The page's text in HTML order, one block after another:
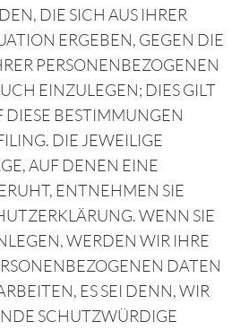
DIE SICH AUS IHRER
ERGEBEN, GEGEN DIE
PERSONENBEZOGENEN
EINZULEGEN; DIES GILT
DIESE BESTIMMUNGEN
DIE JEWEILIGE
AUF DENEN EINE
ENTNEHMEN SIE
WENN SIE
WERDEN WIR IHRE
DATEN
ES SEI DENN, WIR
SCHUTZWÜRDIGE